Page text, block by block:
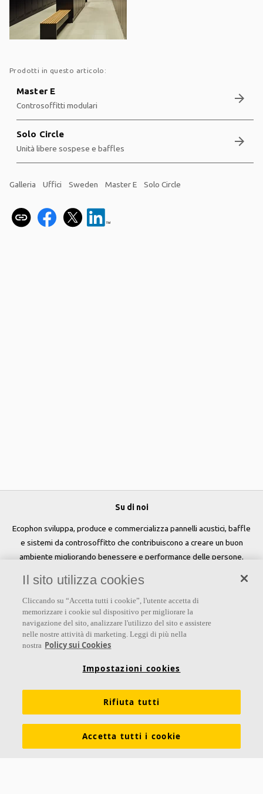
Prodotti in questo articolo:
Master E
Controsoffitti modulari arrow_forward
Solo Circle
Unità libere sospese e baffles arrow_forward
Galleria Uffici Sweden Master E Solo Circle
Su di noi
Ecophon sviluppa, produce e commercializza pannelli acustici, baffle
e sistemi da controsoffitto che contribuiscono a creare un buon
ambiente migliorando benessere e performance delle persone.
Seguici
Links
Dichiarazioni di Performance Informazioni legali
Scarica le nostre brochure Segnalazioni Whistleblowing
Il sito utilizza cookies
Cliccando su “Accetta tutti i cookie”, l'utente accetta di
memorizzare i cookie sul dispositivo per migliorare la
navigazione del sito, analizzare l'utilizzo del sito e assistere
nelle nostre attività di marketing. Leggi di più nella
nostra Policy sui Cookies
Impostazioni cookies
Rifiuta tutti
Accetta tutti i cookie